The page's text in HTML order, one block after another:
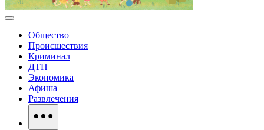
Общество
Происшествия
Криминал
ДТП
Экономика
Афиша
Развлечения